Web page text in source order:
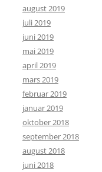
august 2019
juli 2019
juni 2019
mai 2019
april 2019
mars 2019
februar 2019
januar 2019
oktober 2018
september 2018
august 2018
juni 2018